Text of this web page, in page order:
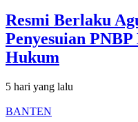
Resmi Berlaku
Penyesuian
Hukum
5 hari yang lalu
BANTEN